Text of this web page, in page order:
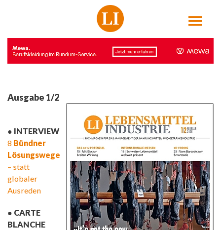
Ausgabe 1/2
● INTERVIEW
8 Bündner
Lösungswege
– statt
globaler
Ausreden
● CARTE
BLANCHE